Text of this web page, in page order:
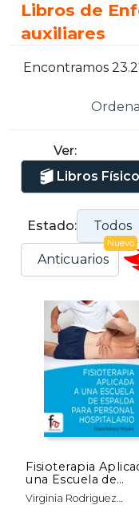
Libros de
auxiliares
Encontramos
Ver:
Libros
Estado: Todos
Anticuarios
Nuevo
Fisioterapia
una Escuela de
Espalda Para
Personal
Virginia Rodriguez